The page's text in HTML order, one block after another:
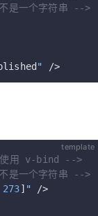
是一个字符串 -->
" />
template
使用 v-bind -->
是一个字符串 -->
273] " />